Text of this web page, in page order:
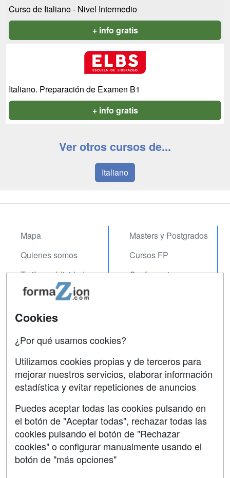
Curso de Italiano - Nivel Intermedio
+ info gratis
Italiano. Preparación de Examen B1
+ info gratis
Ver otros cursos de...
Italiano
Mapa
Quienes somos
Tarifas publicidad
Acceso Usuarios
Acceso Centros
Masters y Postgrados
Cursos FP
Conferencias
Contactar
Confidencialidad
Aviso legal
Copyleft
Cookies
¿Por qué usamos cookies?
Utilizamos cookies propias y de terceros para
mejorar nuestros servicios, elaborar información
estadística y evitar repeticiones de anuncios
Puedes aceptar todas las cookies pulsando en
el botón de "Aceptar todas", rechazar todas las
cookies pulsando el botón de "Rechazar
cookies" o configurar manualmente usando el
botón de "más opciones"